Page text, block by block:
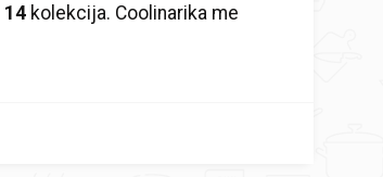
14 kolekcija. Coolinarika me